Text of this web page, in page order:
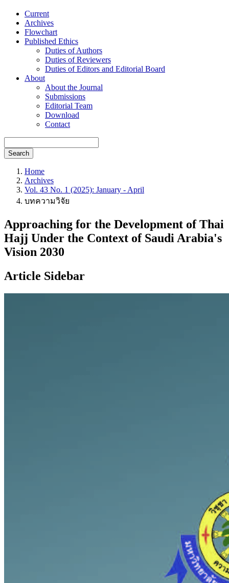
Current
Archives
Flowchart
Published Ethics
Duties of Authors
Duties of Reviewers
Duties of Editors and Editorial Board
About
About the Journal
Submissions
Editorial Team
Download
Contact
Search
Home
Archives
Vol. 43 No. 1 (2025): January - April
บทความวิจัย
Approaching for the Development of Thai
Hajj Under the Context of Saudi Arabia's
Vision 2030
Article Sidebar